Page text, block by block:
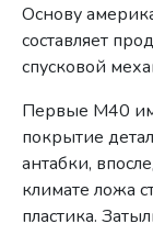
Основу
составляет
спусковой
Первые М40
покрытие
антабки,
климате ложа
пластика.